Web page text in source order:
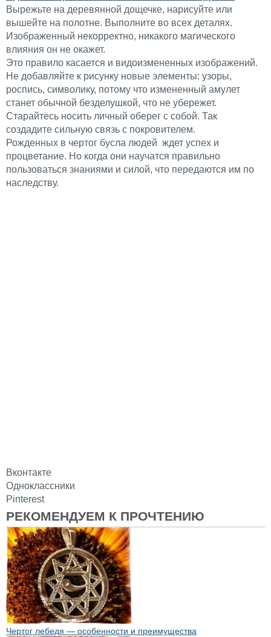
Вырежьте на деревянной дощечке, нарисуйте или
вышейте на полотне. Выполните во всех деталях.
Изображенный некорректно, никакого магического
влияния он не окажет.
Это правило касается и видоизмененных изображений.
Не добавляйте к рисунку новые элементы: узоры,
роспись, символику, потому что измененный амулет
станет обычной безделушкой, что не убережет.
Старайтесь носить личный оберег с собой. Так
создадите сильную связь с покровителем.
Рожденных в чертог бусла людей ждет успех и
процветание. Но когда они научатся правильно
пользоваться знаниями и силой, что передаются им по
наследству.
Вконтакте
Одноклассники
Pinterest
РЕКОМЕНДУЕМ К ПРОЧТЕНИЮ
Чертог лебедя — особенности и преимущества